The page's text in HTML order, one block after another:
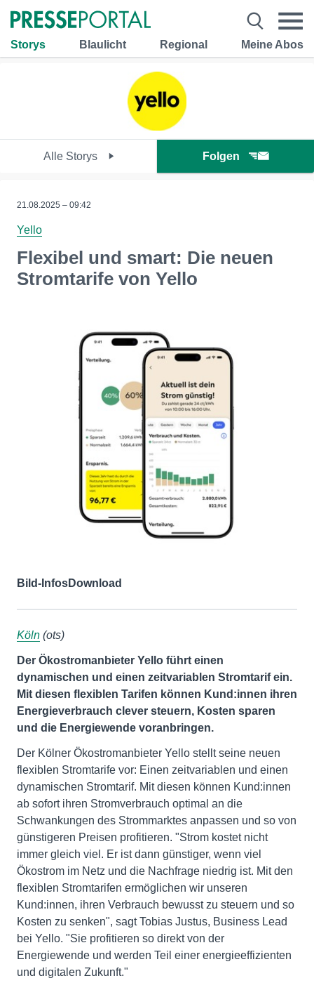
Storys Blaulicht Regional Meine Abos
Alle Storys Folgen
21.08.2025 – 09:42
Yello
Flexibel und smart: Die neuen
Stromtarife von Yello
Bild-InfosDownload
Köln (ots)
Der Ökostromanbieter Yello führt einen
dynamischen und einen zeitvariablen Stromtarif ein.
Mit diesen flexiblen Tarifen können Kund:innen ihren
Energieverbrauch clever steuern, Kosten sparen
und die Energiewende voranbringen.
Der Kölner Ökostromanbieter Yello stellt seine neuen
flexiblen Stromtarife vor: Einen zeitvariablen und einen
dynamischen Stromtarif. Mit diesen können Kund:innen
ab sofort ihren Stromverbrauch optimal an die
Schwankungen des Strommarktes anpassen und so von
günstigeren Preisen profitieren. "Strom kostet nicht
immer gleich viel. Er ist dann günstiger, wenn viel
Ökostrom im Netz und die Nachfrage niedrig ist. Mit den
flexiblen Stromtarifen ermöglichen wir unseren
Kund:innen, ihren Verbrauch bewusst zu steuern und so
Kosten zu senken", sagt Tobias Justus, Business Lead
bei Yello. "Sie profitieren so direkt von der
Energiewende und werden Teil einer energieeffizienten
und digitalen Zukunft."